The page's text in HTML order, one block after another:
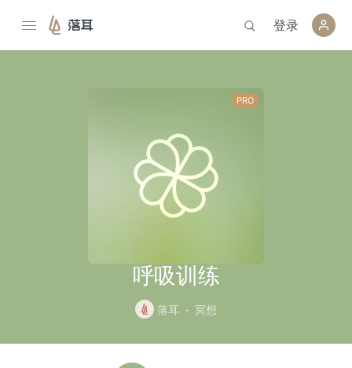
落耳 登录
呼吸训练
落耳 冥想